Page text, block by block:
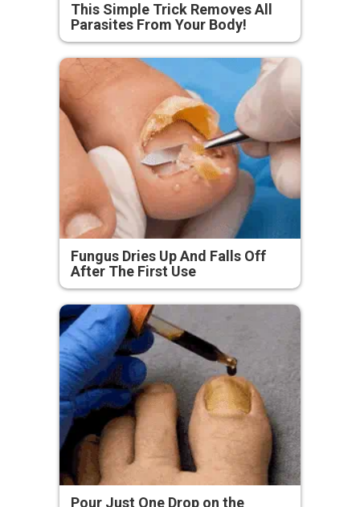
This Simple Trick Removes All
Parasites From Your Body!
Fungus Dries Up And Falls Off
After The First Use
Pour Just One Drop on the